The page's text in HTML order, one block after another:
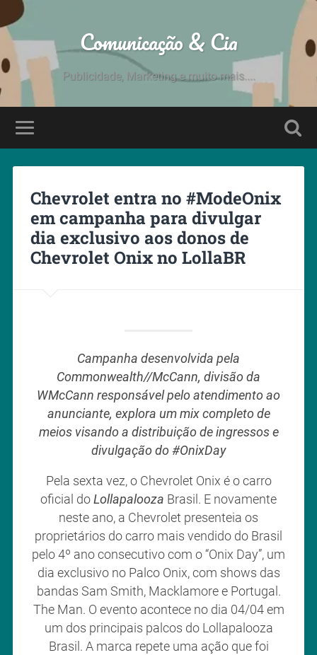
Comunicação & Cia
Publicidade, Marketing e muito mais....
Chevrolet entra no #ModeOnix
em campanha para divulgar
dia exclusivo aos donos de
Chevrolet Onix no LollaBR
Campanha desenvolvida pela
Commonwealth//McCann, divisão da
WMcCann responsável pelo atendimento ao
anunciante, explora um mix completo de
meios visando a distribuição de ingressos e
divulgação do #OnixDay
Pela sexta vez, o Chevrolet Onix é o carro
oficial do Lollapalooza Brasil. E novamente
neste ano, a Chevrolet presenteia os
proprietários do carro mais vendido do Brasil
pelo 4º ano consecutivo com o “Onix Day”, um
dia exclusivo no Palco Onix, com shows das
bandas Sam Smith, Macklamore e Portugal.
The Man. O evento acontece no dia 04/04 em
um dos principais palcos do Lollapalooza
Brasil. A marca repete uma ação que foi